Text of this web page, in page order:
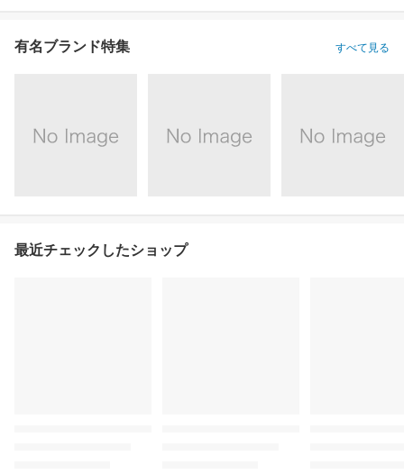
有名ブランド特集 すべて見る
最近チェックしたショップ